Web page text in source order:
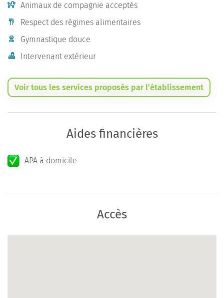
Animaux de compagnie acceptés
Respect des régimes alimentaires
Gymnastique douce
Intervenant extérieur
Voir tous les services proposés par l’établissement
Aides financières
APA à domicile
Accès